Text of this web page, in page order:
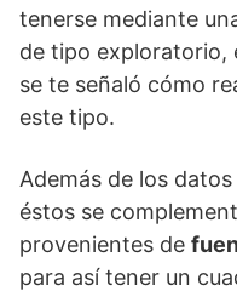
tenerse mediante
de tipo exploratorio,
se te señaló cómo
este tipo.
Además de los
éstos se
provenientes de
para así tener un